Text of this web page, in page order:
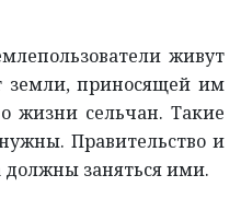
живут
земли, приносящей им
жизни сельчан. Такие
Правительство и
должны заняться ими.